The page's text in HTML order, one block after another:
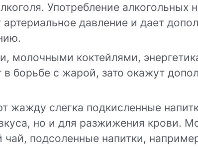
Употребление алкогольных
давление и дает
молочными коктейлями,
борьбе с жарой, зато окажут
жажду слегка подкисленные
но и для разжижения крови.
подсоленные напитки,